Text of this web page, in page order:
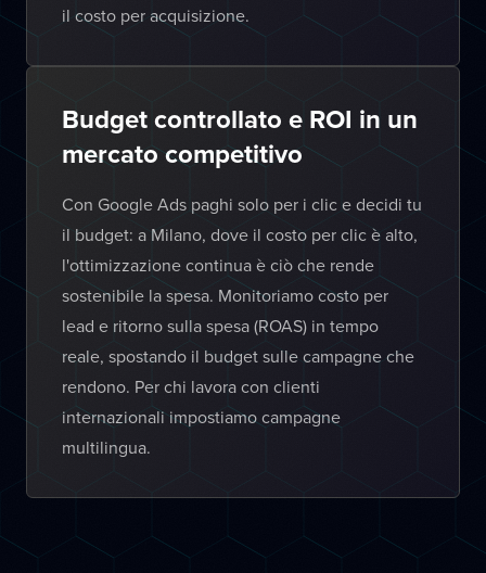
il costo per acquisizione.
Budget controllato e ROI in un
mercato competitivo
Con Google Ads paghi solo per i clic e decidi tu
il budget: a Milano, dove il costo per clic è alto,
l'ottimizzazione continua è ciò che rende
sostenibile la spesa. Monitoriamo costo per
lead e ritorno sulla spesa (ROAS) in tempo
reale, spostando il budget sulle campagne che
rendono. Per chi lavora con clienti
internazionali impostiamo campagne
multilingua.